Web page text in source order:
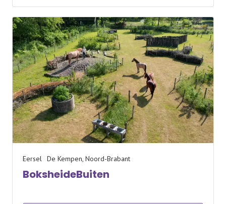
Eersel De Kempen, Noord-Brabant
BoksheideBuiten